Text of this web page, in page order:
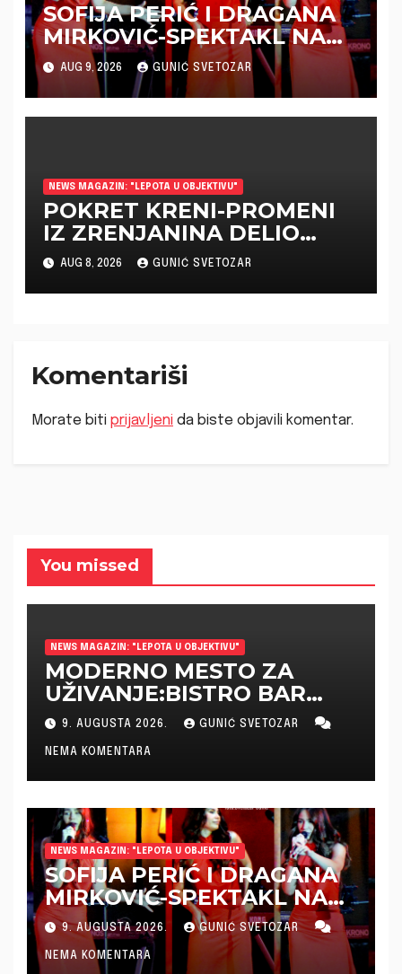
SOFIJA PERIĆ I DRAGANA
MIRKOVIĆ-SPEKTAKL NA
TRGU SLOBODE
AUG 9, 2026 GUNIĆ SVETOZAR
NEWS MAGAZIN: "LEPOTA U OBJEKTIVU"
POKRET KRENI-PROMENI
IZ ZRENJANINA DELIO
GRAĐANIMA VODU ZA
PIĆE
AUG 8, 2026 GUNIĆ SVETOZAR
Komentariši
Morate biti prijavljeni da biste objavili komentar.
You missed
NEWS MAGAZIN: "LEPOTA U OBJEKTIVU"
MODERNO MESTO ZA
UŽIVANJE:BISTRO BAR
“KUTAK” OTVORIO VRATA
9. AUGUSTA 2026. GUNIĆ SVETOZAR
NEMA KOMENTARA
NEWS MAGAZIN: "LEPOTA U OBJEKTIVU"
SOFIJA PERIĆ I DRAGANA
MIRKOVIĆ-SPEKTAKL NA
TRGU SLOBODE
9. AUGUSTA 2026. GUNIĆ SVETOZAR
NEMA KOMENTARA